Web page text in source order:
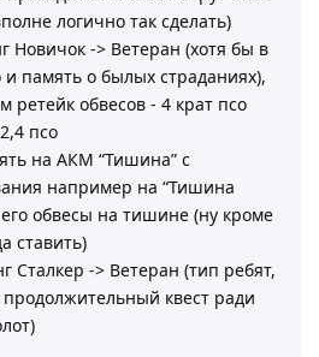
логично так сделать)
Новичок -> Ветеран (хотя бы в
и память о былых страданиях),
ретейк обвесов - 4 крат псо
псо
на АКМ “Тишина” с
например на “Тишина
его обвесы на тишине (ну кроме
ставить)
Сталкер -> Ветеран (тип ребят,
квест ради